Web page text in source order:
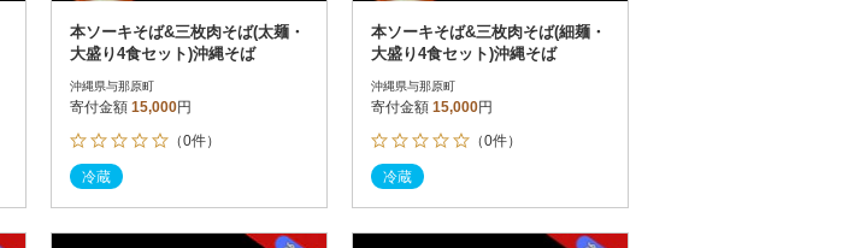
本ソーキそば&三枚肉そば(太麺・
大盛り4食セット)沖縄そば
沖縄県与那原町
寄付金額 15,000円
（0件）
冷蔵
本ソーキそば&三枚肉そば(細麺・
大盛り4食セット)沖縄そば
沖縄県与那原町
寄付金額 15,000円
（0件）
冷蔵